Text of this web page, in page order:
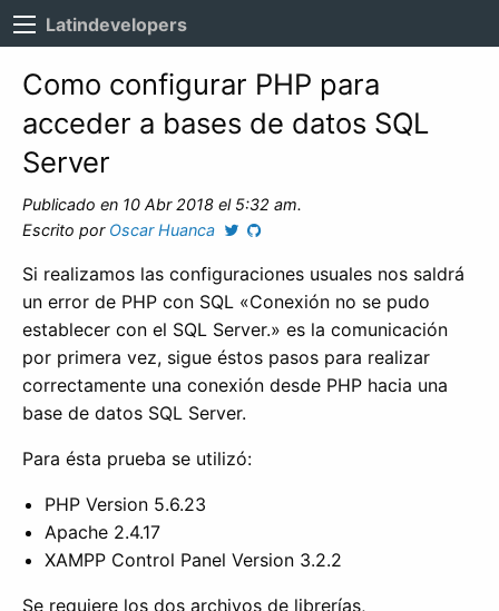
Latindevelopers
Como configurar PHP para
acceder a bases de datos SQL
Server
Publicado en 10 Abr 2018 el 5:32 am.
Escrito por Oscar Huanca
Si realizamos las configuraciones usuales nos saldrá
un error de PHP con SQL «Conexión no se pudo
establecer con el SQL Server.» es la comunicación
por primera vez, sigue éstos pasos para realizar
correctamente una conexión desde PHP hacia una
base de datos SQL Server.
Para ésta prueba se utilizó:
PHP Version 5.6.23
Apache 2.4.17
XAMPP Control Panel Version 3.2.2
Se requiere los dos archivos de librerías,